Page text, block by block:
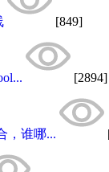
[849]
[2894]
，谁哪...